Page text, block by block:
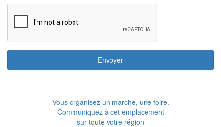
Envoyer
Vous organisez un marché, une foire.
Communiquez à cet emplacement
sur toute votre région